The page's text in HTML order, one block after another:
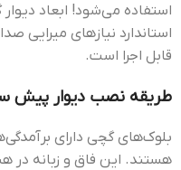
استفاده می‌شود! ابعاد
استاندارد نیازهای میرایی
قابل اجرا است.
طریقه نصب دیوار پیش
بلوک‌های گچی دارای
هستند. این فاق و زبانه